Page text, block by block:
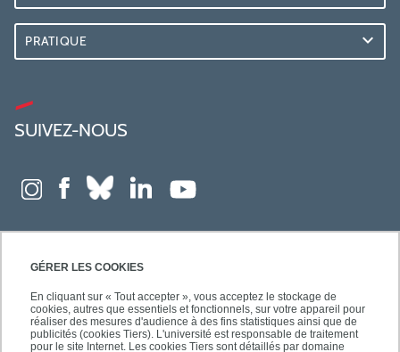
GÉRER LES COOKIES
En cliquant sur « Tout accepter », vous acceptez le stockage de
cookies, autres que essentiels et fonctionnels, sur votre appareil pour
réaliser des mesures d'audience à des fins statistiques ainsi que de
publicités (cookies Tiers). L'université est responsable de traitement
pour le site Internet. Les cookies Tiers sont détaillés par domaine
PRATIQUE
SUIVEZ-NOUS